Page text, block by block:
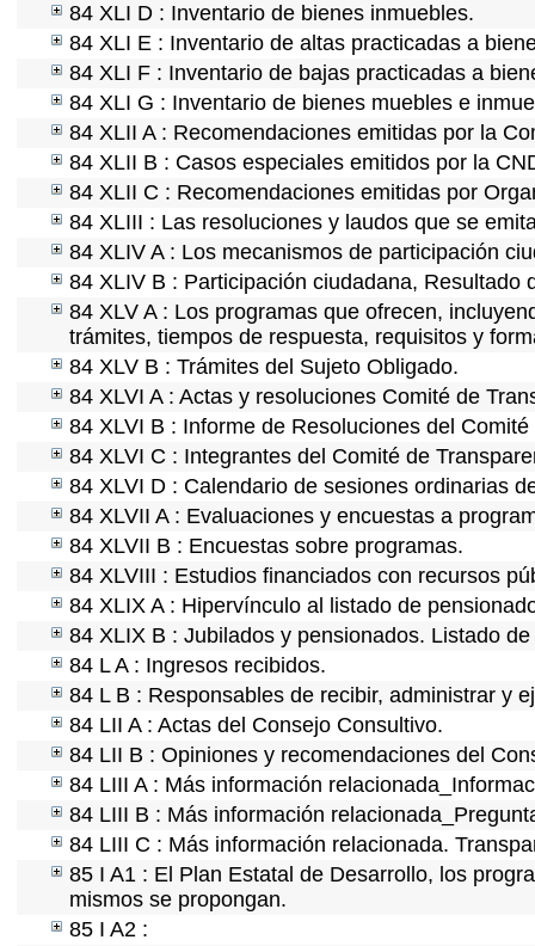
84 XLI D : Inventario de bienes inmuebles.
84 XLI E : Inventario de altas practicadas a
84 XLI F : Inventario de bajas practicadas a
84 XLI G : Inventario de bienes muebles e
84 XLII A : Recomendaciones emitidas por la
84 XLII B : Casos especiales emitidos por la
84 XLII C : Recomendaciones emitidas por
84 XLIII : Las resoluciones y laudos que se
84 XLIV A : Los mecanismos de participación
84 XLIV B : Participación ciudadana, Resultado
84 XLV A : Los programas que ofrecen,
trámites, tiempos de respuesta, requisitos y
84 XLV B : Trámites del Sujeto Obligado.
84 XLVI A : Actas y resoluciones Comité de
84 XLVI B : Informe de Resoluciones del
84 XLVI C : Integrantes del Comité de
84 XLVI D : Calendario de sesiones ordinarias
84 XLVII A : Evaluaciones y encuestas a
84 XLVII B : Encuestas sobre programas.
84 XLVIII : Estudios financiados con recursos
84 XLIX A : Hipervínculo al listado de
84 XLIX B : Jubilados y pensionados. Listado
84 L A : Ingresos recibidos.
84 L B : Responsables de recibir, administrar y
84 LII A : Actas del Consejo Consultivo.
84 LII B : Opiniones y recomendaciones del
84 LIII A : Más información
84 LIII B : Más información
84 LIII C : Más información relacionada.
85 I A1 : El Plan Estatal de Desarrollo, los
mismos se propongan.
85 I A2 :